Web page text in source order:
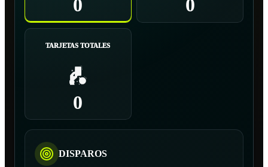
0 0
TARJETAS TOTALES
0
DISPAROS